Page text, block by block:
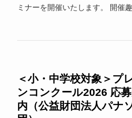
ミナーを開催いたします。 開催
＜小・中学校対象＞プ
ンコンクール2026 応
内（公益財団法人パナ